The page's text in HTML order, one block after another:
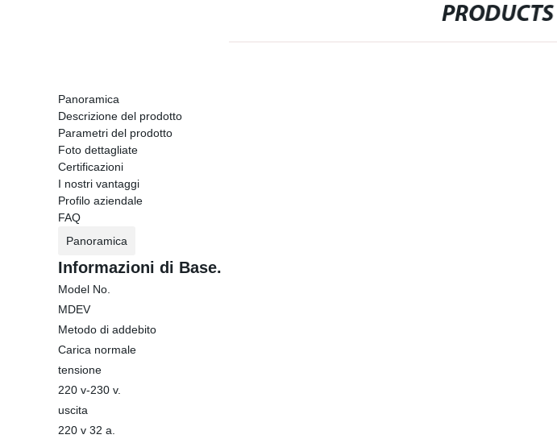
Panoramica
Descrizione del prodotto
Parametri del prodotto
Foto dettagliate
Certificazioni
I nostri vantaggi
Profilo aziendale
FAQ
Panoramica
Informazioni di Base.
Model No.
MDEV
Metodo di addebito
Carica normale
tensione
220 v-230 v.
uscita
220 v 32 a.